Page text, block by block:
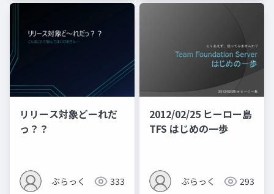
リリース対象どーれだ
っ？？
ぶらっく 333
2012/02/25 ヒーロー島
TFS はじめの一歩
ぶらっく 293